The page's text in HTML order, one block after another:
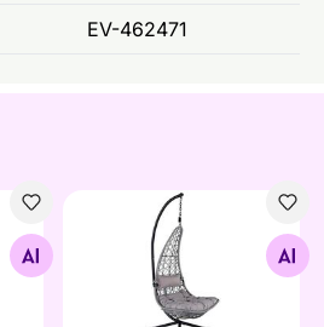
EV-462471
Ripptool Edinburgh, hall
Otsi sarnaseid